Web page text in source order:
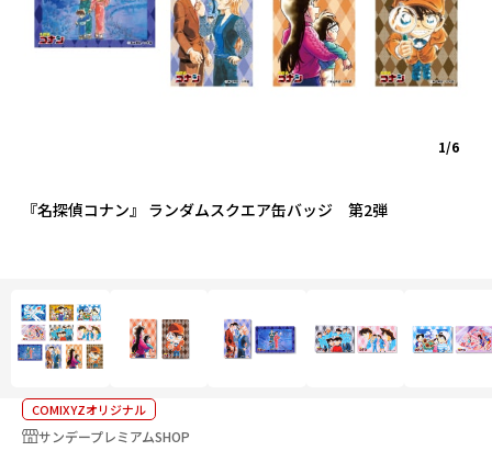
『名探偵コナン』 ランダムスクエア缶バッジ 第2弾
1/6
COMIXYZオリジナル
サンデープレミアムSHOP